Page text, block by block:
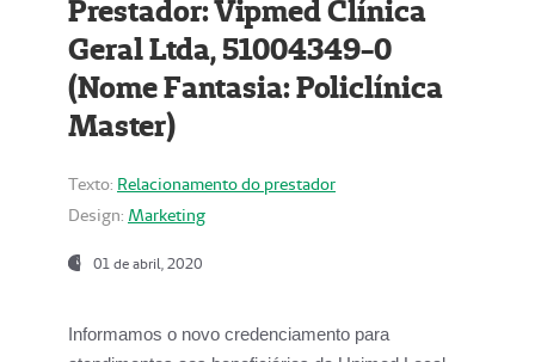
Prestador: Vipmed Clínica
Geral Ltda, 51004349-0
(Nome Fantasia: Policlínica
Master)
Texto: Relacionamento do prestador
Design: Marketing
01 de abril, 2020
Informamos o novo credenciamento para